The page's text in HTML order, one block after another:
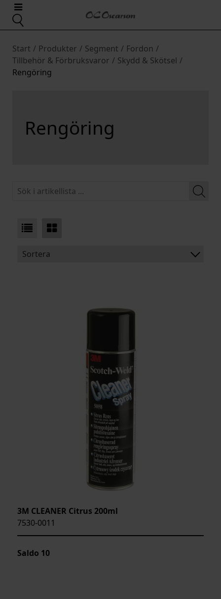
Start / Produkter / Segment / Fordon /
Tillbehör & Förbruksvaror / Skydd & Skötsel /
Rengöring
Rengöring
Sortera
3M CLEANER Citrus 200ml
7530-0011
Saldo 10